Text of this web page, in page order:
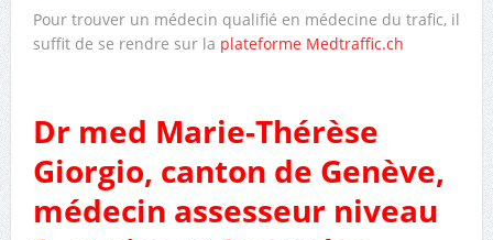
Pour trouver un médecin qualifié en médecine du trafic, il
suffit de se rendre sur la plateforme Medtraffic.ch
Dr med Marie-Thérèse
Giorgio, canton de Genève,
médecin assesseur niveau